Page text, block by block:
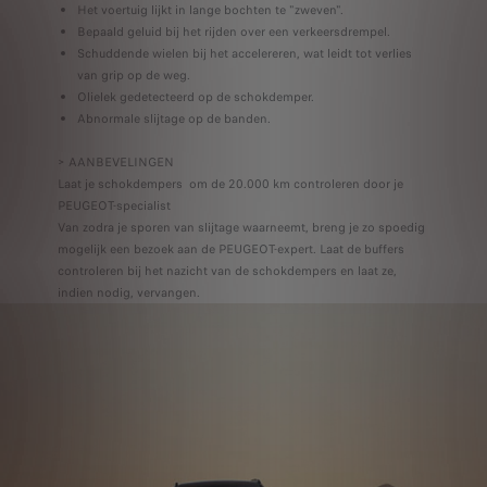
Het voertuig lijkt in lange bochten te "zweven".
Bepaald geluid bij het rijden over een verkeersdrempel.
Schuddende wielen bij het accelereren, wat leidt tot verlies
van grip op de weg.
Olielek gedetecteerd op de schokdemper.
Abnormale slijtage op de banden.
> AANBEVELINGEN
Laat je schokdempers om de 20.000 km controleren door je
PEUGEOT-specialist
Van zodra je sporen van slijtage waarneemt, breng je zo spoedig
mogelijk een bezoek aan de PEUGEOT-expert. Laat de buffers
controleren bij het nazicht van de schokdempers en laat ze,
indien nodig, vervangen.